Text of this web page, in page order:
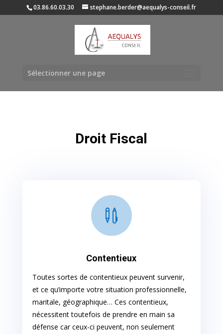
03.86.60.03.30 stephane.berder@aequalys-conseil.fr
Sélectionner une page
Droit Fiscal

Contentieux
Toutes sortes de contentieux peuvent survenir,
et ce qu’importe votre situation professionnelle,
maritale, géographique… Ces contentieux,
nécessitent toutefois de prendre en main sa
défense car ceux-ci peuvent, non seulement